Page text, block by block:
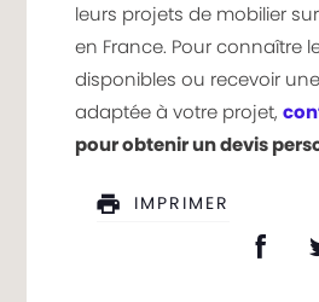
leurs projets de mobilier
en France. Pour connaître
disponibles ou recevoir
adaptée à votre projet,
pour obtenir un devis
IMPRIMER